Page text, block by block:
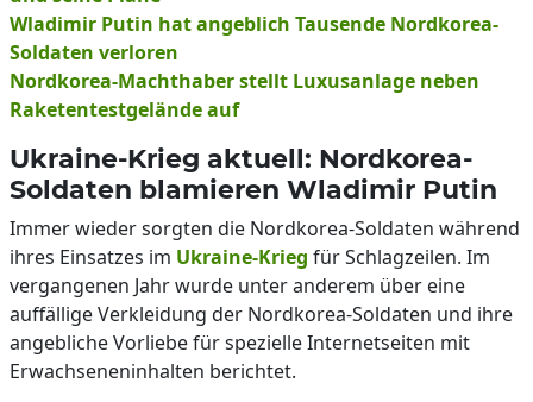
Wladimir Putin hat angeblich Tausende Nordkorea-
Soldaten verloren
Nordkorea-Machthaber stellt Luxusanlage neben
Raketentestgelände auf
Ukraine-Krieg aktuell: Nordkorea-
Soldaten blamieren Wladimir Putin
Immer wieder sorgten die Nordkorea-Soldaten während
ihres Einsatzes im Ukraine-Krieg für Schlagzeilen. Im
vergangenen Jahr wurde unter anderem über eine
auffällige Verkleidung der Nordkorea-Soldaten und ihre
angebliche Vorliebe für spezielle Internetseiten mit
Erwachseneninhalten berichtet.